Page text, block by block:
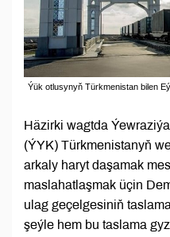
Ýük otlusynyň Türkmenistan bilen
Häzirki wagtda
(ÝYK) Türkmenistanyň
arkaly haryt daşamak
maslahatlaşmak üçin
ulag geçelgesiniň
şeýle hem bu taslama